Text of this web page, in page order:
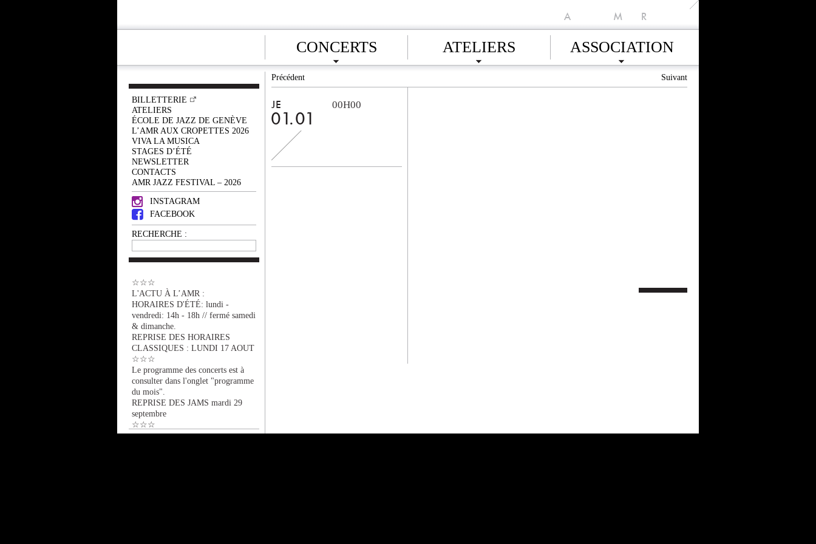
A M R
CONCERTS ATELIERS ASSOCIATION
BILLETTERIE
ATELIERS
ÉCOLE DE JAZZ DE GENÈVE
L’AMR AUX CROPETTES 2026
VIVA LA MUSICA
STAGES D’ÉTÉ
NEWSLETTER
CONTACTS
AMR JAZZ FESTIVAL – 2026
INSTAGRAM
FACEBOOK
RECHERCHE :
☆☆☆
L'ACTU À L’AMR :
HORAIRES D'ÉTÉ: lundi -
vendredi: 14h - 18h // fermé samedi
& dimanche.
REPRISE DES HORAIRES
CLASSIQUES : LUNDI 17 AOUT
☆☆☆
Le programme des concerts est à
consulter dans l'onglet "programme
du mois".
REPRISE DES JAMS mardi 29
septembre
☆☆☆
Précédent Suivant
JE
01.01
00H00